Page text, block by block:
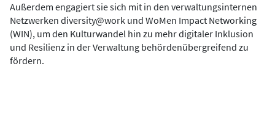
Außerdem engagiert sie sich mit in den verwaltungsinternen
Netzwerken diversity@work und WoMen Impact Networking
(WIN), um den Kulturwandel hin zu mehr digitaler Inklusion
und Resilienz in der Verwaltung behördenübergreifend zu
fördern.